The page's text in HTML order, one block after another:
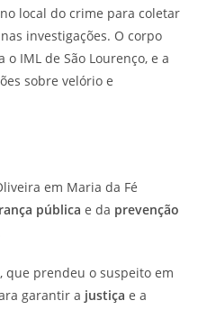
local do crime para coletar
investigações. O corpo
IML de São Lourenço, e a
sobre velório e
em Maria da Fé
pública e da prevenção
que prendeu o suspeito em
garantir a justiça e a